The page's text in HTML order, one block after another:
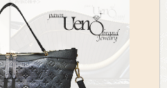
> お知らせ
> キャンペーン情報